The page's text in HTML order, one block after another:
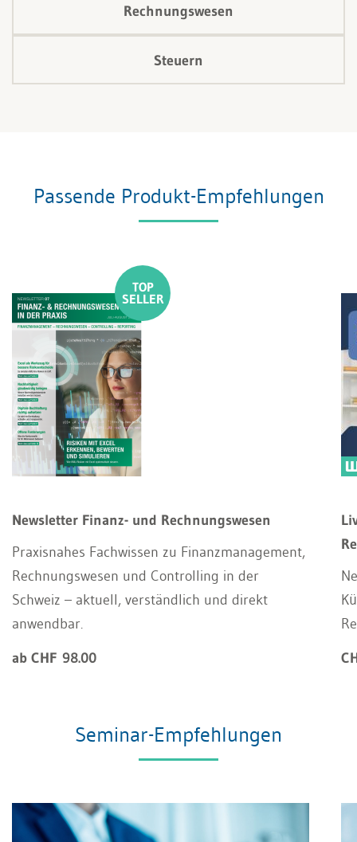
Rechnungswesen
Steuern
Passende Produkt-Empfehlungen
Newsletter Finanz- und Rechnungswesen
Praxisnahes Fachwissen zu Finanzmanagement,
Rechnungswesen und Controlling in der
Schweiz – aktuell, verständlich und direkt
anwendbar.
ab CHF 98.00
Seminar-Empfehlungen